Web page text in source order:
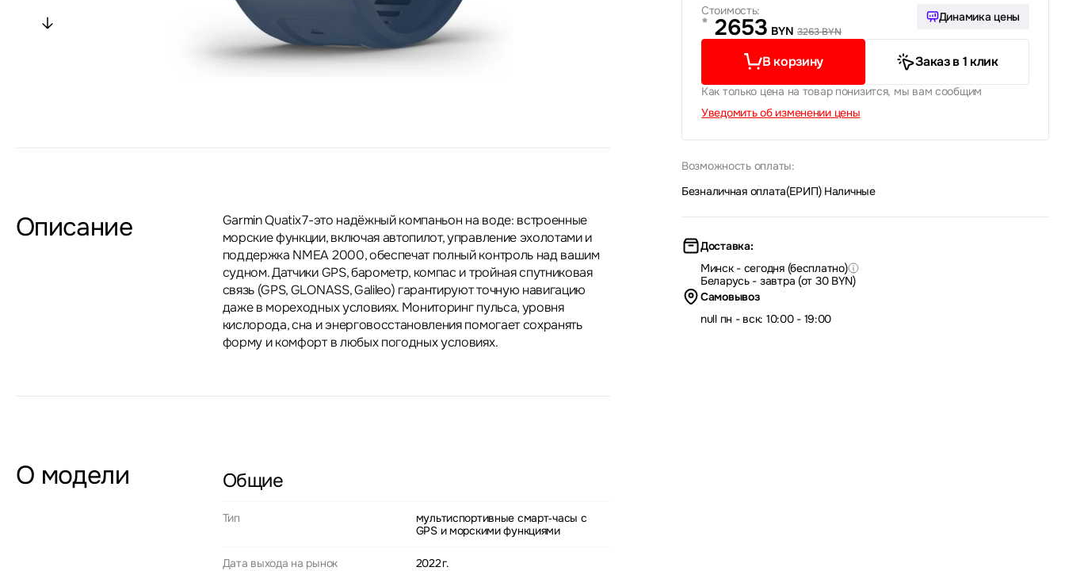
Описание
Garmin Quatix 7-это надёжный компаньон на воде: встроенные
морские функции, включая автопилот, управление эхолотами и
поддержка NMEA 2000, обеспечат полный контроль над вашим
судном. Датчики GPS, барометр, компас и тройная спутниковая
связь (GPS, GLONASS, Galileo) гарантируют точную навигацию
даже в мореходных условиях. Мониторинг пульса, уровня
кислорода, сна и энерговосстановления помогает сохранять
форму и комфорт в любых погодных условиях.
О модели Общие
Тип
мультиспортивные смарт‑часы с
GPS и морскими функциями
Дата выхода на рынок 2022 г.
Стоимость:
* 2653 BYN 3263 BYN
Динамика цены
В корзину Заказ в 1 клик
Как только цена на товар понизится, мы вам сообщим
Уведомить об изменении цены
Возможность оплаты:
Безналичная оплата(ЕРИП)| Наличные
Доставка:
Минск - сегодня (бесплатно)
Беларусь - завтра (от 30 BYN)
Самовывоз
null пн - вск: 10:00 - 19:00